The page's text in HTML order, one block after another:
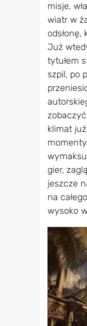
misje,
wiatr w
Już
tytułem
szpil, po
klimat
gier,
jeszcze
na
wysoko